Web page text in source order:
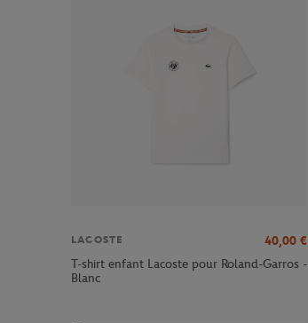
LACOSTE 40,00 €
T-shirt enfant Lacoste pour Roland-Garros -
Blanc